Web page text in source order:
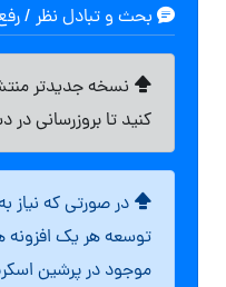
بحث و تبادل نظر /
نسخه جدیدتر
کنید تا بروزرسانی در
در صورتی که نیاز
توسعه هر یک
موجود در پرشین